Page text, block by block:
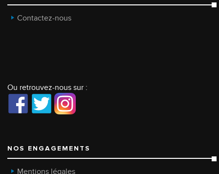
Contactez-nous
Ou retrouvez-nous sur :
NOS ENGAGEMENTS
Mentions légales